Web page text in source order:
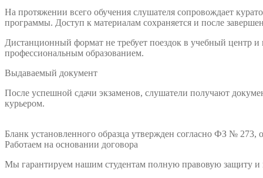
На протяжении всего обучения слушателя сопровождает
программы. Доступ к материалам сохраняется и после
Дистанционный формат не требует поездок в учебный центр
профессиональным образованием.
Выдаваемый документ
После успешной сдачи экзаменов, слушатели получают
курьером.
Бланк установленного образца утвержден согласно ФЗ № 273,
Работаем на основании договора
Мы гарантируем нашим студентам полную правовую защиту и